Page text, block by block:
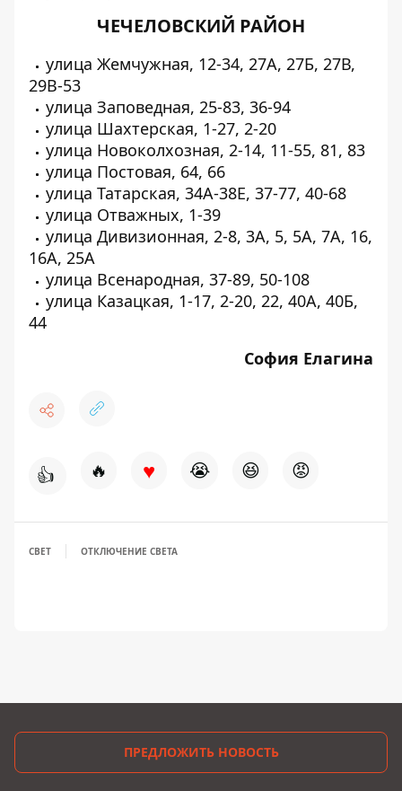
ЧЕЧЕЛОВСКИЙ РАЙОН
улица Жемчужная, 12-34, 27А, 27Б, 27В,
29В-53
улица Заповедная, 25-83, 36-94
улица Шахтерская, 1-27, 2-20
улица Новоколхозная, 2-14, 11-55, 81, 83
улица Постовая, 64, 66
улица Татарская, 34А-38Е, 37-77, 40-68
улица Отважных, 1-39
улица Дивизионная, 2-8, 3А, 5, 5А, 7А, 16,
16А, 25А
улица Всенародная, 37-89, 50-108
улица Казацкая, 1-17, 2-20, 22, 40А, 40Б,
44
София Елагина
👍 🔥 ♥ 😭 😆 😡
СВЕТ ОТКЛЮЧЕНИЕ СВЕТА
ПРЕДЛОЖИТЬ НОВОСТЬ